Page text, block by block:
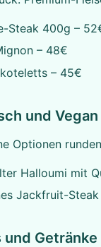
Steak 400g –
– 48€
– 45€
und
Optionen
Halloumi mit
Jackfruit-
und Getränke